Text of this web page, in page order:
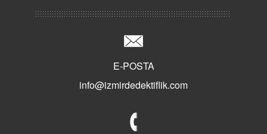
İyi Dedektif Nasıl Anlaşılır?
Türkiye'de Özel Dedektifliğin Tarihi
Dedektif Büroları Ne İş Yapar?
Sherlock Holmes Dedektiflik
E-POSTA
info@izmirdedektiflik.com